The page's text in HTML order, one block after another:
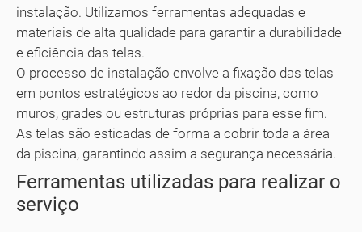
instalação. Utilizamos ferramentas adequadas e
materiais de alta qualidade para garantir a durabilidade
e eficiência das telas.
O processo de instalação envolve a fixação das telas
em pontos estratégicos ao redor da piscina, como
muros, grades ou estruturas próprias para esse fim.
As telas são esticadas de forma a cobrir toda a área
da piscina, garantindo assim a segurança necessária.
Ferramentas utilizadas para realizar o
serviço